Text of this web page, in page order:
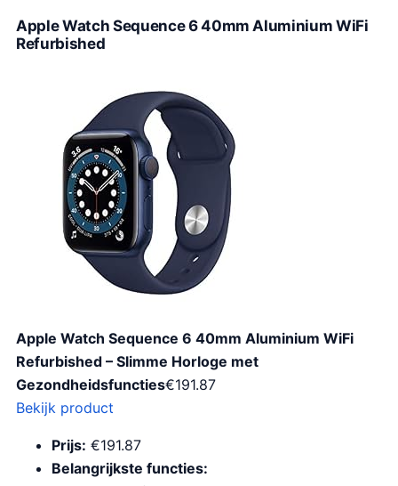
Apple Watch Sequence 6 40mm Aluminium WiFi
Refurbished
Apple Watch Sequence 6 40mm Aluminium WiFi
Refurbished – Slimme Horloge met
Gezondheidsfuncties€191.87
Bekijk product
Prijs: €191.87
Belangrijkste functies: